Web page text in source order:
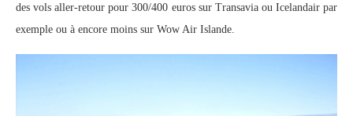
des vols aller-retour pour 300/400 euros sur Transavia ou Icelandair par
exemple ou à encore moins sur Wow Air Islande.